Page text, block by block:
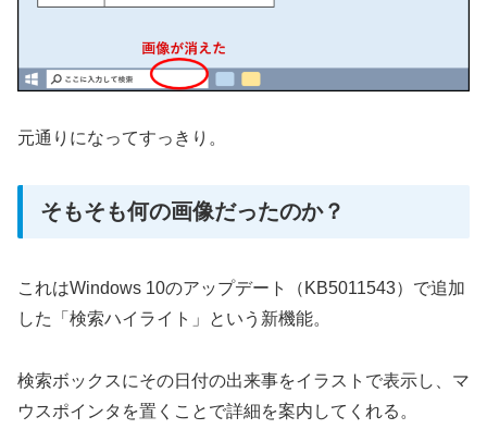
元通りになってすっきり。
そもそも何の画像だったのか？
これはWindows 10のアップデート（KB5011543）で追加
した「検索ハイライト」という新機能。
検索ボックスにその日付の出来事をイラストで表示し、マ
ウスポインタを置くことで詳細を案内してくれる。